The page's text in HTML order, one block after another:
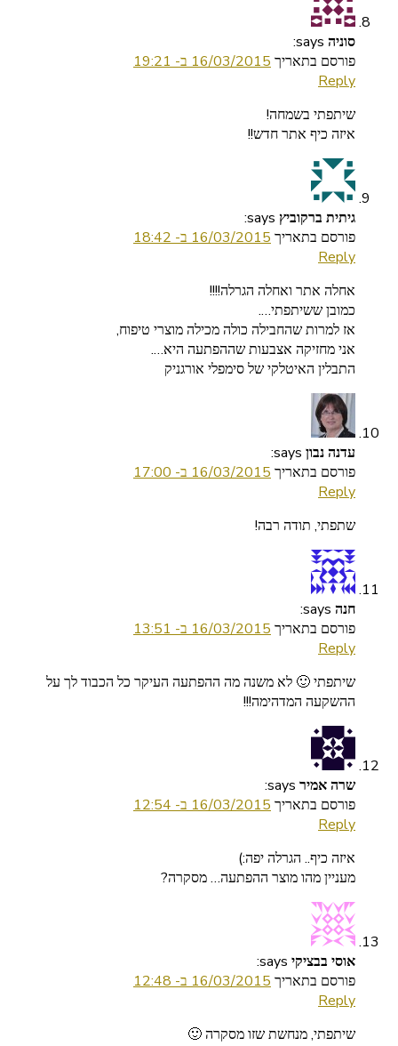
סוניה says:
פורסם בתאריך 16/03/2015 ב- 19:21
Reply
שיתפתי בשמחה!
איזה כיף אתר חדש!!
גיתית ברקוביץ says:
פורסם בתאריך 16/03/2015 ב- 18:42
Reply
אחלה אתר ואחלה הגרלה!!!!
כמובן ששיתפתי….
אז למרות שהחבילה כולה מכילה מוצרי טיפוח,
אני מחזיקה אצבעות שההפתעה היא….
התבלין האיטלקי של סימפלי אורגניק
עדנה נבון says:
פורסם בתאריך 16/03/2015 ב- 17:00
Reply
שתפתי, תודה רבה!
חנה says:
פורסם בתאריך 16/03/2015 ב- 13:51
Reply
שיתפתי 🙂 לא משנה מה ההפתעה העיקר כל הכבוד לך על
ההשקעה המדהימה!!!
שרה אמיר says:
פורסם בתאריך 16/03/2015 ב- 12:54
Reply
איזה כיף.. הגרלה יפה:)
מעניין מהו מוצר ההפתעה… מסקרה?
אוסי בבציקי says:
פורסם בתאריך 16/03/2015 ב- 12:48
Reply
שיתפתי, מנחשת שזו מסקרה 🙂